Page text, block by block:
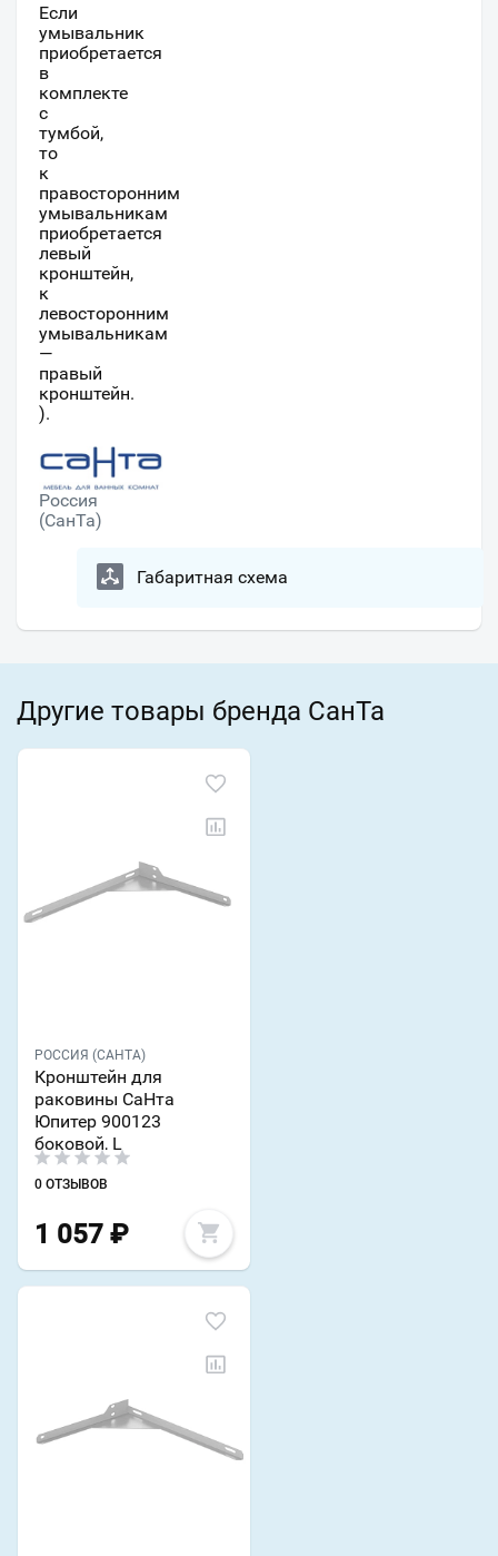
Если
умывальник
приобретается
в
комплекте
с
тумбой,
то
к
правосторонним
умывальникам
приобретается
левый
кронштейн,
к
левосторонним
умывальникам
—
правый
кронштейн.
).
Россия
(СанТа)
Габаритная схема
Другие товары бренда СанТа
РОССИЯ (САНТА)
Кронштейн для
раковины СаНта
Юпитер 900123
боковой, L
0 ОТЗЫВОВ
1 057 ₽